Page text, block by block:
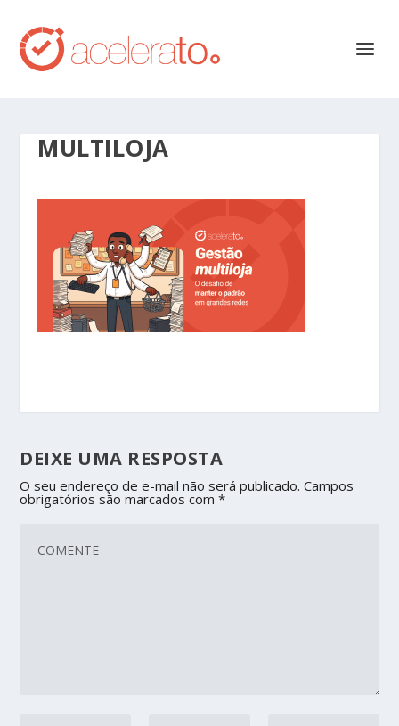
MULTILOJA
DEIXE UMA RESPOSTA
O seu endereço de e-mail não será publicado. Campos
obrigatórios são marcados com*